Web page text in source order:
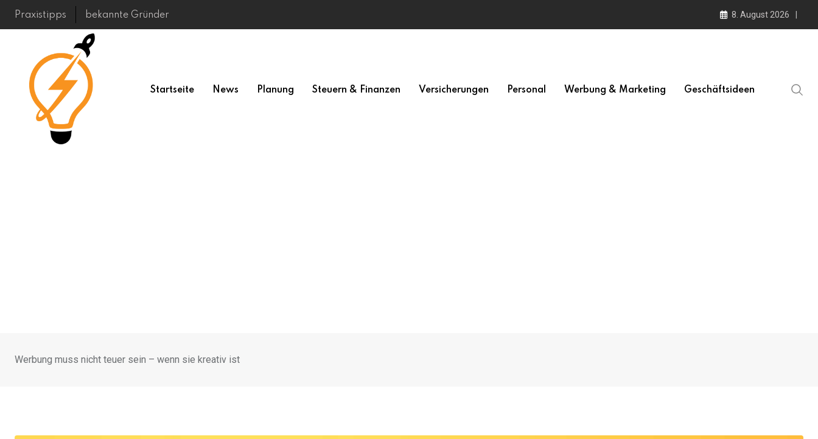
Skip
Praxistipps bekannte Gründer 8. August 2026
Startseite News Planung Steuern & Finanzen Versicherungen Personal Werbung & Marketing Geschäftsideen
Werbung muss nicht teuer sein – wenn sie kreativ ist